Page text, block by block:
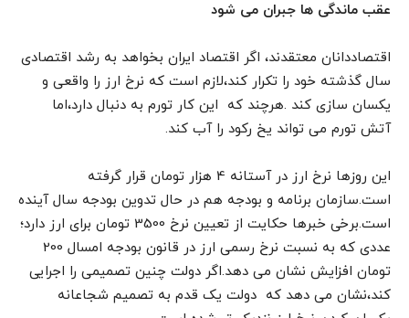
عقب ماندگی ها جبران می شود
اقتصاددانان معتقدند، اگر اقتصاد ایران بخواهد به رشد اقتصادی
سال گذشته خود را تکرار کند،لازم است که نرخ ارز را واقعی و
یکسان سازی کند .هرچند که این کار تورم به دنبال دارد،اما
آتش تورم می تواند یخ رکود را آب کند.
این روزها نرخ ارز در آستانه 4 هزار تومان قرار گرفته
است.سازمان برنامه و بودجه هم در حال تدوین بودجه سال آینده
است.برخی خبرها حکایت از تعیین نرخ 3500 تومان برای ارز دارد؛
عددی که به نسبت نرخ رسمی ارز در قانون بودجه امسال 200
تومان افزایش نشان می دهد.اگر دولت چنین تصمیمی را اجرایی
کند،نشان می دهد که دولت یک قدم به تصمیم شجاعانه